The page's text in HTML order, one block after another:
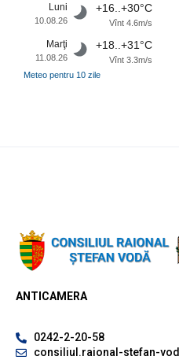
Luni
10.08.26
+16..+30°C
Vînt 4.6m/s
Marţi
11.08.26
+18..+31°C
Vînt 3.3m/s
Meteo pentru 10 zile
ANTICAMERA
0242-2-20-58
consiliul.raional-stefan-